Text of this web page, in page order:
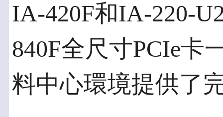
IA-420F和IA-220-
840F全尺寸PCIe卡
料中心環境提供了